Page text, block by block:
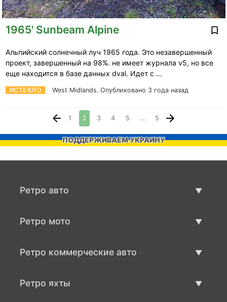
1965' Sunbeam Alpine
ИСТЕКЛО West Midlands. Опубликовано 3 года назад
Альпийский солнечный луч 1965 года. Это незавершенный
проект, завершенный на 98%. не имеет журнала v5, но все
еще находится в базе данных dval. Идет с …
1 2 3 4 5 … 5
ПОДДЕРЖИВАЕМ УКРАИНУ
Ретро авто
Ретро мото
Ретро коммерческие авто
Ретро яхты